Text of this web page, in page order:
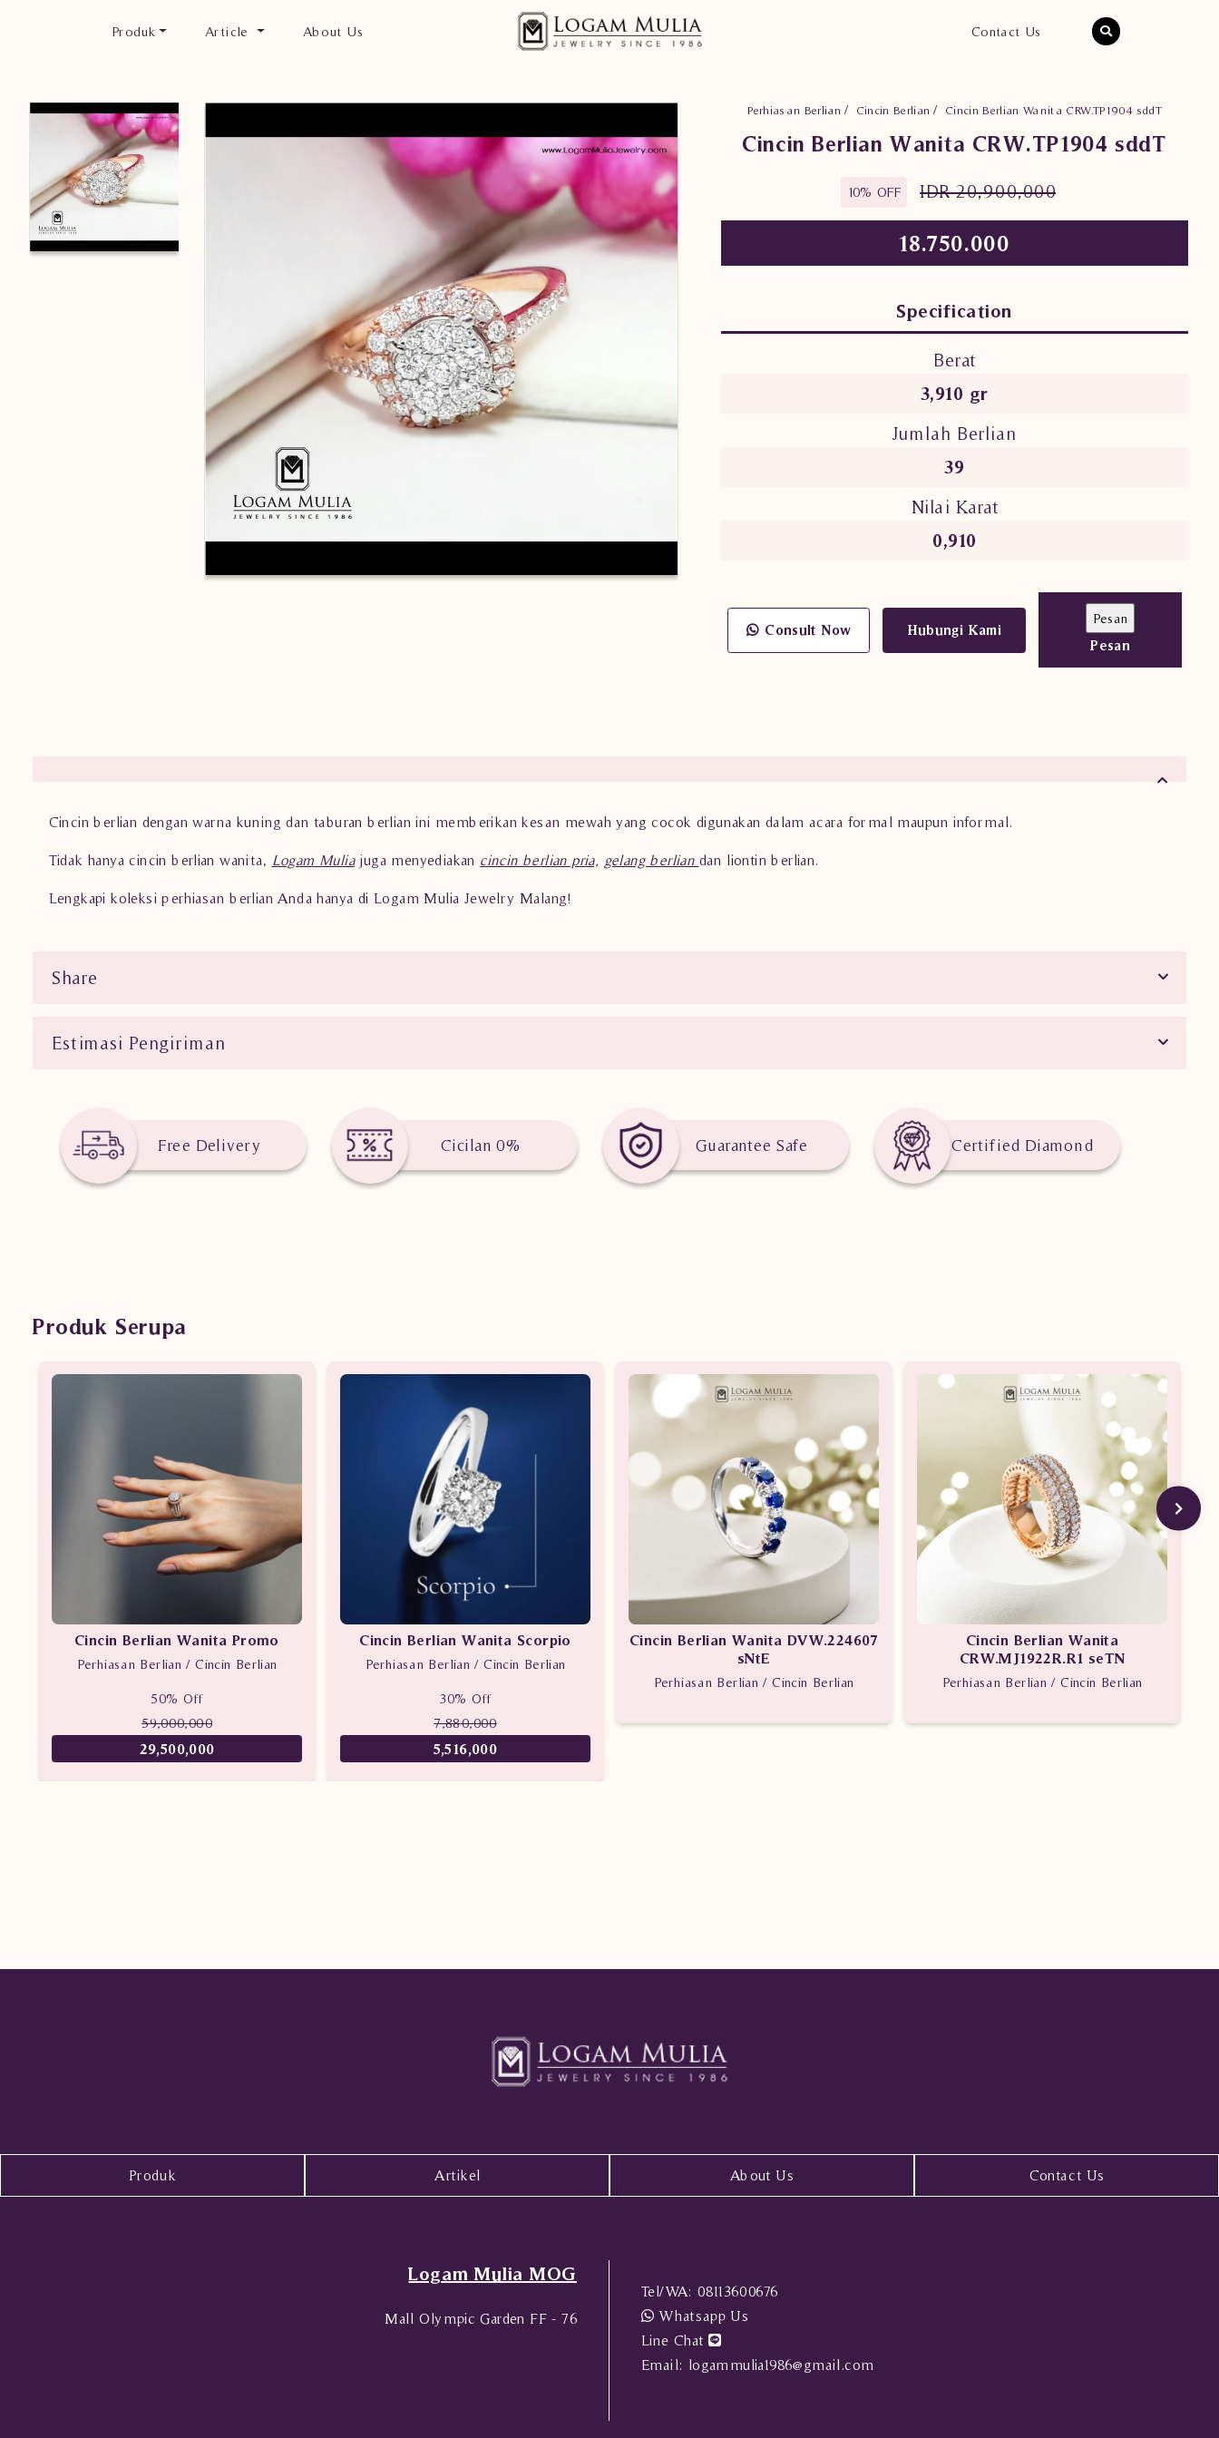
Produk Article About Us Contact Us
Perhiasan Berlian Cincin Berlian Cincin Berlian Wanita CRW.TP1904 sddT
Cincin Berlian Wanita CRW.TP1904 sddT
10% OFF IDR 20,900,000
18.750.000
Specification
Berat
3,910 gr
Jumlah Berlian
39
Nilai Karat
0,910
Consult Now
Hubungi Kami
Pesan
Cincin berlian dengan warna kuning dan taburan berlian ini memberikan kesan mewah yang cocok digunakan dalam acara formal maupun informal.
Tidak hanya cincin berlian wanita, Logam Muliajuga menyediakan cincin berlian pria, gelang berlian dan liontin berlian.
Lengkapi koleksi perhiasan berlian Anda hanya di Logam Mulia Jewelry Malang!
Share
Estimasi Pengiriman
Free Delivery Cicilan 0% Guarantee Safe Certified Diamond
Produk Serupa
Cincin Berlian Wanita Promo
Perhiasan Berlian / Cincin Berlian
50% Off
59,000,000
29,500,000
Cincin Berlian Wanita Scorpio
Perhiasan Berlian / Cincin Berlian
30% Off
7,880,000
5,516,000
Cincin Berlian Wanita DVW.224607
sNtE
Perhiasan Berlian / Cincin Berlian
Cincin Berlian Wanita
CRW.MJ1922R.R1 seTN
Perhiasan Berlian / Cincin Berlian
Produk Artikel About Us Contact Us
Logam Mulia MOG
Mall Olympic Garden FF - 76
Tel/WA: 08113600676
Whatsapp Us
Line Chat
Email: logammulia1986@gmail.com